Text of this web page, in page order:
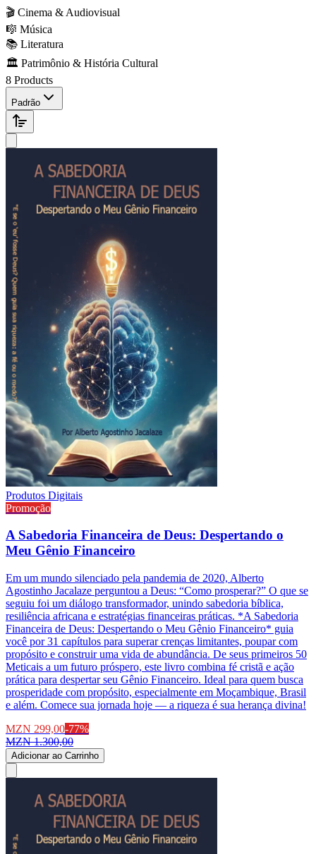
🎬 Cinema & Audiovisual
🎼 Música
📚 Literatura
🏛️ Patrimônio & História Cultural
8 Products
Padrão
Produtos Digitais
Promoção
A Sabedoria Financeira de Deus: Despertando o
Meu Gênio Financeiro
Em um mundo silenciado pela pandemia de 2020, Alberto
Agostinho Jacalaze perguntou a Deus: “Como prosperar?” O que se
seguiu foi um diálogo transformador, unindo sabedoria bíblica,
resiliência africana e estratégias financeiras práticas. *A Sabedoria
Financeira de Deus: Despertando o Meu Gênio Financeiro* guia
você por 31 capítulos para superar crenças limitantes, poupar com
propósito e construir uma vida de abundância. De seus primeiros 50
Meticais a um futuro próspero, este livro combina fé cristã e ação
prática para despertar seu Gênio Financeiro. Ideal para quem busca
prosperidade com propósito, especialmente em Moçambique, Brasil
e além. Comece sua jornada hoje — a riqueza é sua herança divina!
MZN 299,00-77%
MZN 1.300,00
Adicionar ao Carrinho